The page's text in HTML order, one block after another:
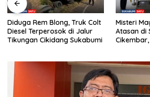
Misteri Mayat Wanita Tanpa
Atasan di Sungai Cibatu
Cikembar, Tak Ada Luka di
Kemarau
Cicurug,
Bersih